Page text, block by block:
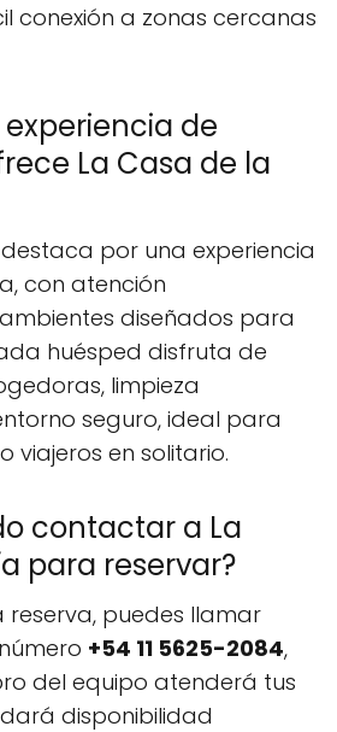
conexión a zonas cercanas
de
La Casa de la
por una experiencia
con atención
diseñados para
huésped disfruta de
limpieza
seguro, ideal para
viajeros en solitario.
contactar a La
para reservar?
reserva, puedes llamar
+54 11 5625-2084,
del equipo atenderá tus
disponibilidad